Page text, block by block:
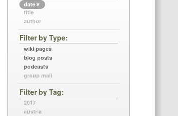
date▼
title
author
Filter by Type
wiki pages
blog posts
podcasts
group mail
Filter by Tag
2017
austria